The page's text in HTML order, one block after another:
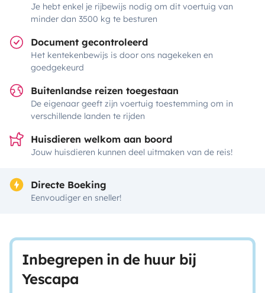
Je hebt enkel je rijbewijs nodig om dit voertuig van
minder dan 3500 kg te besturen
Document gecontroleerd
Het kentekenbewijs is door ons nagekeken en
goedgekeurd
Buitenlandse reizen toegestaan
De eigenaar geeft zijn voertuig toestemming om in
verschillende landen te rijden
Huisdieren welkom aan boord
Jouw huisdieren kunnen deel uitmaken van de reis!
Directe Boeking
Eenvoudiger en sneller!
Inbegrepen in de huur bij
Yescapa